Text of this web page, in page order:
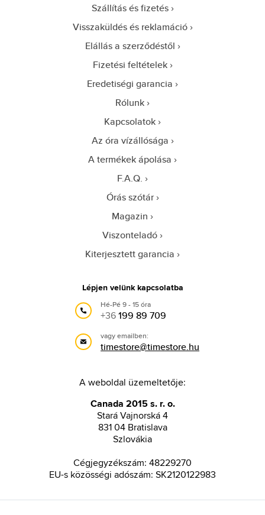
Szállítás és fizetés
Visszaküldés és reklamáció
Elállás a szerződéstől
Fizetési feltételek
Eredetiségi garancia
Rólunk
Kapcsolatok
Az óra vízállósága
A termékek ápolása
F.A.Q.
Órás szótár
Magazin
Viszonteladó
Kiterjesztett garancia
Lépjen velünk kapcsolatba
Hé-Pé 9 - 15 óra
+36199 89 709
vagy emailben:
timestore@timestore.hu
A weboldal üzemeltetője:
Canada 2015 s. r. o.
Stará Vajnorská 4
831 04 Bratislava
Szlovákia
Cégjegyzékszám: 48229270
EU-s közösségi adószám: SK2120122983